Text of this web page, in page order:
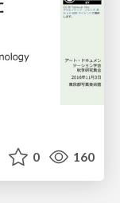
0 160